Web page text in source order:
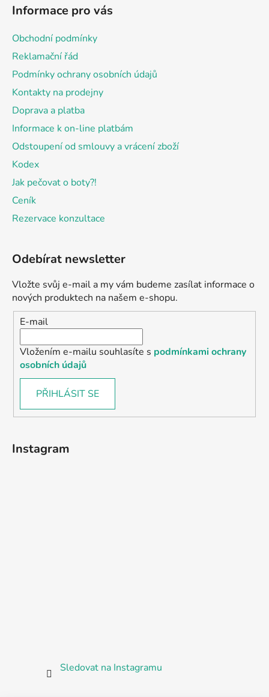
Informace pro vás
Obchodní podmínky
Reklamační řád
Podmínky ochrany osobních údajů
Kontakty na prodejny
Doprava a platba
Informace k on-line platbám
Odstoupení od smlouvy a vrácení zboží
Kodex
Jak pečovat o boty?!
Ceník
Rezervace konzultace
Odebírat newsletter
Vložte svůj e-mail a my vám budeme zasílat informace o
nových produktech na našem e-shopu.
E-mail
Vložením e-mailu souhlasíte s podmínkami ochrany
osobních údajů
PŘIHLÁSIT SE
Instagram
Sledovat na Instagramu